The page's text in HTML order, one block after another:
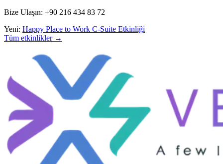
Bize Ulaşın: +90 216 434 83 72
Yeni: Happy Place to Work C-Suite Etkinliği
Tüm etkinlikler →